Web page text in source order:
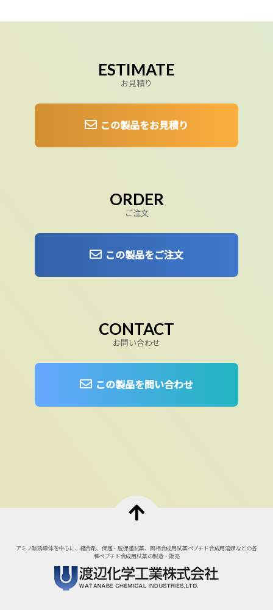
ESTIMATE
お見積り
この製品をお見積り
ORDER
ご注文
この製品をご注文
CONTACT
お問い合わせ
この製品を問い合わせ
アミノ酸誘導体を中心に、縮合剤、保護・脱保護試薬、固相合成用試薬ペプチド合成用溶媒などの各
種ペプチド合成用試薬の製造・販売